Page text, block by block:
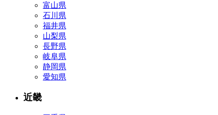
富山県
石川県
福井県
山梨県
長野県
岐阜県
静岡県
愛知県
近畿